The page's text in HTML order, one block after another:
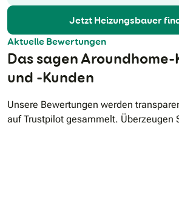
Jetzt Heizungsbauer
Aktuelle Bewertungen
Das sagen
und -Kunden
Unsere Bewertungen werden
auf Trustpilot gesammelt. Überzeugen